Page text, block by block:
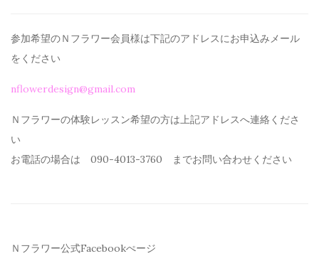
参加希望のＮフラワー会員様は下記のアドレスにお申込みメール
を ください
nflowerdesign@gmail.com
Ｎフラワーの体験レッスン希望の方は上記アドレスへ連絡くださ
い
お電話の場合は 090-4013-3760 までお問い合わせください
Ｎフラワー公式Facebookぺージ